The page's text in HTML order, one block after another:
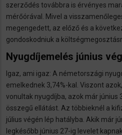
szerződés továbbra is érvényes
mérőórával. Mivel a
megengedett, az előző és a
gondoskodniuk a
Nyugdíjemelés június
Igaz, ami igaz: A németországi
emelkednek 3,74%-kal. Viszont
vonultak nyugdíjba, azok már
összegű ellátást. Az többieknél a
július végén lép hatályba. Akik már
legkésőbb június 27-ig levelet